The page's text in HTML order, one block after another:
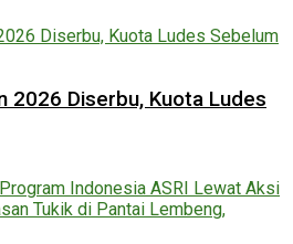
2026 Diserbu, Kuota Ludes